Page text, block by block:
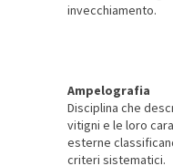
invecchiamento.
Ampelografia
Disciplina che
vitigni e le loro
esterne
criteri sistematici.